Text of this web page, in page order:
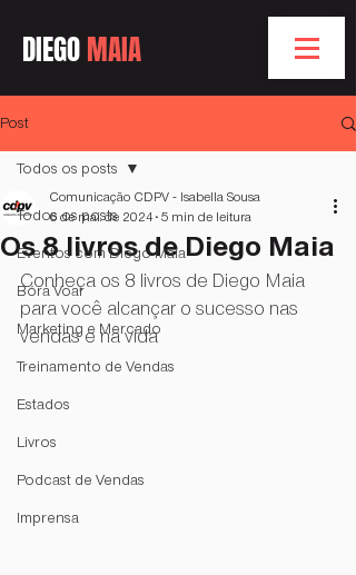
DIEGOMAIA
Post
Todos os posts
Eventos com Diego Maia
Bóra Voar
Marketing e Mercado
Treinamento de Vendas
Estados
Livros
Podcast de Vendas
Imprensa
Todos os posts
Os 8 livros de Diego Maia
Comunicação CDPV - Isabella Sousa
6 de mai. de 2024
5 min de leitura
Conheça os 8 livros de Diego Maia
para você alcançar o sucesso nas
vendas e na vida